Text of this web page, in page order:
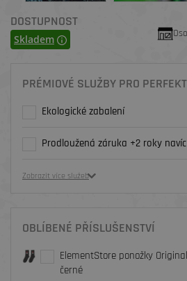
DOSTUPNOST
Skladem
PRÉMIOVÉ SLUŽBY PRO
Ekologické zabalení
Prodloužená záruka +2 roky navíc
Zobrazit více služeb
OBLÍBENÉ PŘÍSLUŠENSTVÍ
ElementStore ponožky
černé